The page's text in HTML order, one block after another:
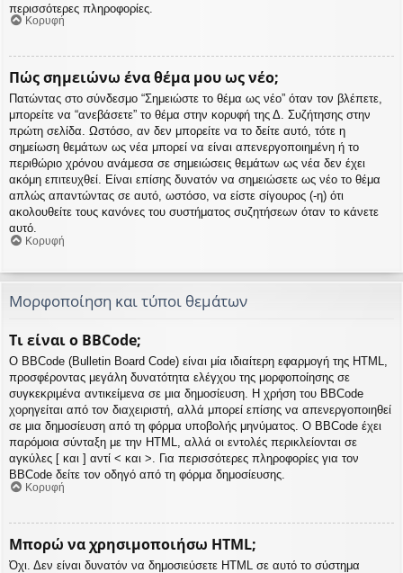
περισσότερες πληροφορίες.
Κορυφή
Πώς σημειώνω ένα θέμα μου ως νέο;
Πατώντας στο σύνδεσμο “Σημειώστε το θέμα ως νέο” όταν τον βλέπετε,
μπορείτε να “ανεβάσετε” το θέμα στην κορυφή της Δ. Συζήτησης στην
πρώτη σελίδα. Ωστόσο, αν δεν μπορείτε να το δείτε αυτό, τότε η
σημείωση θεμάτων ως νέα μπορεί να είναι απενεργοποιημένη ή το
περιθώριο χρόνου ανάμεσα σε σημειώσεις θεμάτων ως νέα δεν έχει
ακόμη επιτευχθεί. Είναι επίσης δυνατόν να σημειώσετε ως νέο το θέμα
απλώς απαντώντας σε αυτό, ωστόσο, να είστε σίγουρος (-η) ότι
ακολουθείτε τους κανόνες του συστήματος συζητήσεων όταν το κάνετε
αυτό.
Κορυφή
Μορφοποίηση και τύποι θεμάτων
Τι είναι ο BBCode;
Ο BBCode (Bulletin Board Code) είναι μία ιδιαίτερη εφαρμογή της HTML,
προσφέροντας μεγάλη δυνατότητα ελέγχου της μορφοποίησης σε
συγκεκριμένα αντικείμενα σε μια δημοσίευση. Η χρήση του BBCode
χορηγείται από τον διαχειριστή, αλλά μπορεί επίσης να απενεργοποιηθεί
σε μια δημοσίευση από τη φόρμα υποβολής μηνύματος. Ο BBCode έχει
παρόμοια σύνταξη με την HTML, αλλά οι εντολές περικλείονται σε
αγκύλες [ και ] αντί < και >. Για περισσότερες πληροφορίες για τον
BBCode δείτε τον οδηγό από τη φόρμα δημοσίευσης.
Κορυφή
Μπορώ να χρησιμοποιήσω HTML;
Όχι. Δεν είναι δυνατόν να δημοσιεύσετε HTML σε αυτό το σύστημα